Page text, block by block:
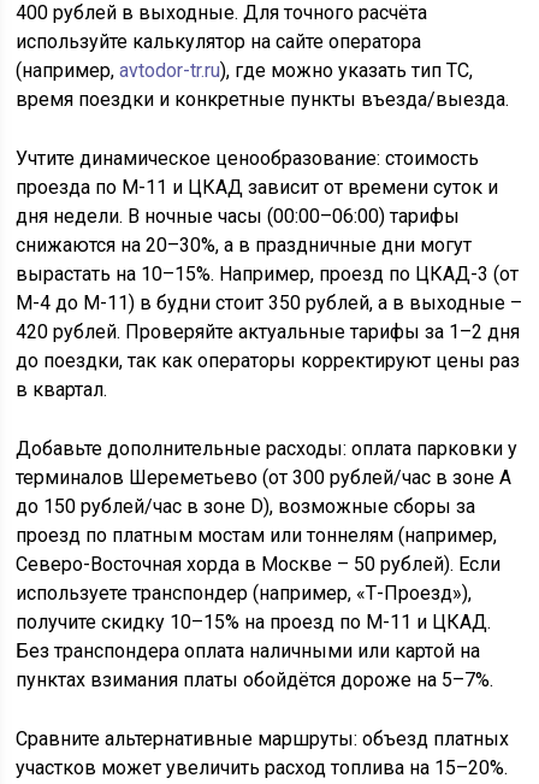
400 рублей в выходные. Для точного расчёта
используйте калькулятор на сайте оператора
(например,avtodor-tr.ru), где можно указать тип ТС,
время поездки и конкретные пункты въезда/выезда.
Учтите динамическое ценообразование: стоимость
проезда по М-11 и ЦКАД зависит от времени суток и
дня недели. В ночные часы (00:00–06:00) тарифы
снижаются на 20–30%, а в праздничные дни могут
вырастать на 10–15%. Например, проезд по ЦКАД-3 (от
М-4 до М-11) в будни стоит 350 рублей, а в выходные –
420 рублей. Проверяйте актуальные тарифы за 1–2 дня
до поездки, так как операторы корректируют цены раз
в квартал.
Добавьте дополнительные расходы: оплата парковки у
терминалов Шереметьево (от 300 рублей/час в зоне А
до 150 рублей/час в зоне D), возможные сборы за
проезд по платным мостам или тоннелям (например,
Северо-Восточная хорда в Москве – 50 рублей). Если
используете транспондер (например, «Т-Проезд»),
получите скидку 10–15% на проезд по М-11 и ЦКАД.
Без транспондера оплата наличными или картой на
пунктах взимания платы обойдётся дороже на 5–7%.
Сравните альтернативные маршруты: объезд платных
участков может увеличить расход топлива на 15–20%.